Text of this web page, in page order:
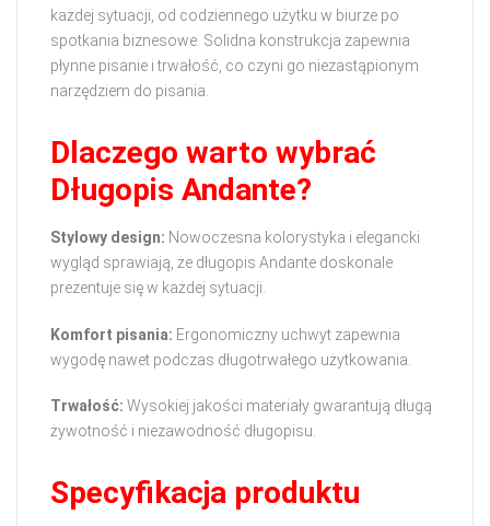
każdej sytuacji, od codziennego użytku w biurze po
spotkania biznesowe. Solidna konstrukcja zapewnia
płynne pisanie i trwałość, co czyni go niezastąpionym
narzędziem do pisania.
Dlaczego warto wybrać
Długopis Andante?
Stylowy design: Nowoczesna kolorystyka i elegancki
wygląd sprawiają, że długopis Andante doskonale
prezentuje się w każdej sytuacji.
Komfort pisania: Ergonomiczny uchwyt zapewnia
wygodę nawet podczas długotrwałego użytkowania.
Trwałość: Wysokiej jakości materiały gwarantują długą
żywotność i niezawodność długopisu.
Specyfikacja produktu